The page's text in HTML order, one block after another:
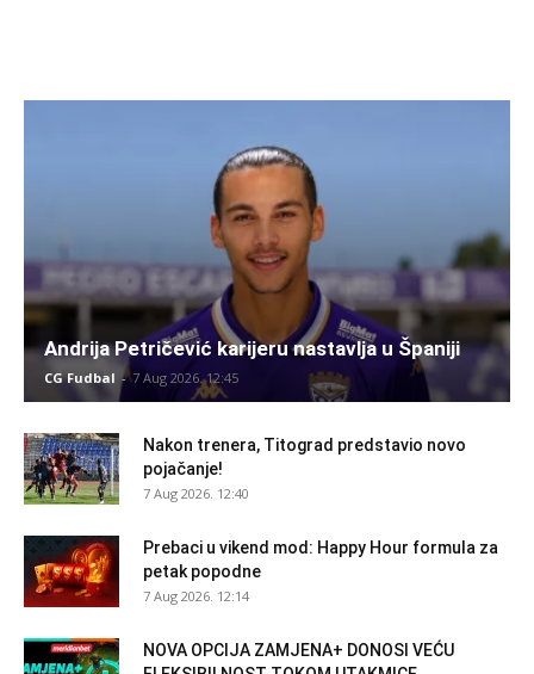
Andrija Petričević karijeru nastavlja u Španiji
CG Fudbal - 7 Aug 2026. 12:45
Nakon trenera, Titograd predstavio novo
pojačanje!
7 Aug 2026. 12:40
Prebaci u vikend mod: Happy Hour formula za
petak popodne
7 Aug 2026. 12:14
NOVA OPCIJA ZAMJENA+ DONOSI VEĆU